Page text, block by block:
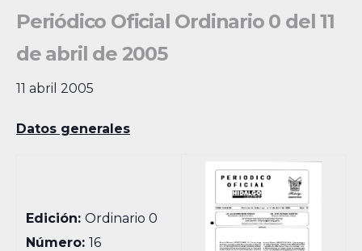
Periódico Oficial Ordinario 0 del 11
de abril de 2005
11 abril 2005
Datos generales
Edición:Ordinario 0
Número:16